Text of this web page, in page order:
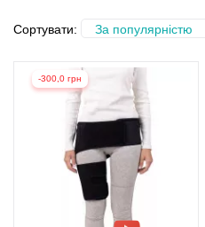
Сортувати: За популярністю
-300,0 грн